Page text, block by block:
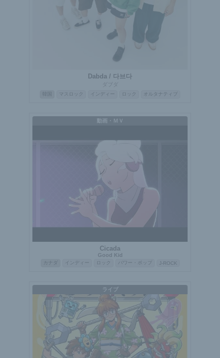
Dabda / 다브다
ダブダ
マスロック インディー ロック オルタナティブ
動画・ＭＶ
Cicada
Good Kid
カナダ インディー ロック パワー・ポップ J-ROCK
ライブ